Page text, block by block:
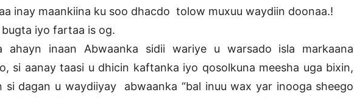
inay maankiina ku soo dhacdo tolow muxuu waydiin doonaa.!
iyo fartaa is og.
ahayn inaan Abwaanka sidii wariye u warsado isla markaana
si aanay taasi u dhicin kaftanka iyo qosolkuna meesha uga bixin,
si dagan u waydiiyay abwaanka “bal inuu wax yar inooga sheego